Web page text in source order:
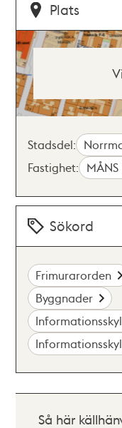
Plats
Stadsdel:
Fastighet: MÅNS
Sökord
Frimurarorden
Byggnader
Så här